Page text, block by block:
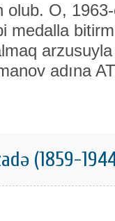
olub. O,
medalla
adına
(1859-